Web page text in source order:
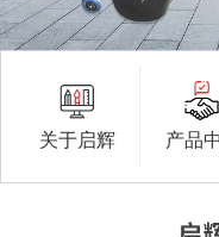
关于启辉 产品